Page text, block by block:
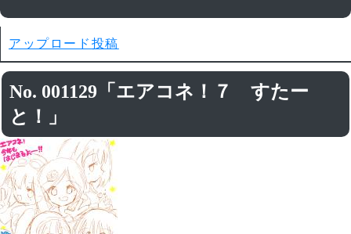
アップロード投稿
No. 001129「エアコネ！７ すたー
と！」